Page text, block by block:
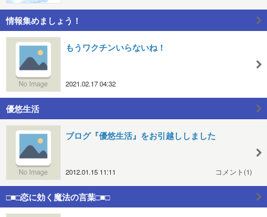
情報集めましょう！
もうワクチンいらないね！
2021.02.17 04:32
優悠生活
ブログ『優悠生活』をお引越ししました
2012.01.15 11:11 コメント(1)
□■□恋に効く魔法の言葉□■□